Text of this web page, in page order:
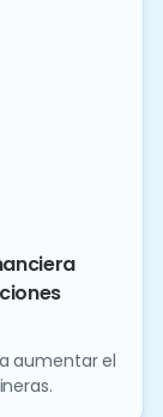
aumentar el